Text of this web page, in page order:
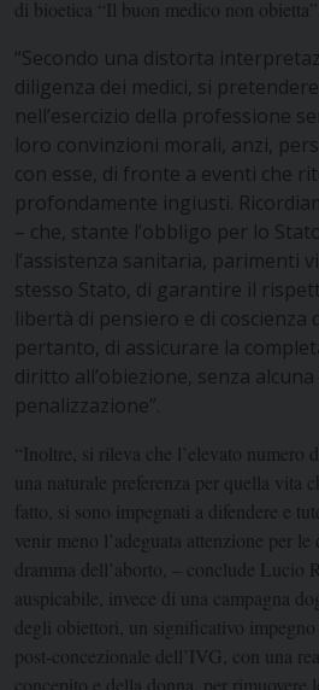
di bioetica “Il buon medico non obietta”.
“Secondo una distorta
diligenza dei medici, si
nell’esercizio della professione
loro convinzioni morali, anzi,
con esse, di fronte a eventi che
profondamente ingiusti.
– che, stante l’obbligo per lo
l’assistenza sanitaria, parimenti
stesso Stato, di garantire il
libertà di pensiero e di coscienza
pertanto, di assicurare la
diritto all’obiezione, senza
penalizzazione”.
“Inoltre, si rileva che l’elevato
una naturale preferenza per quella vita
fatto, si sono impegnati a difendere e
venir meno l’adeguata attenzione per
dramma dell’aborto, – conclude Lucio
auspicabile, invece di una campagna
degli obiettori, un significativo
post-concezionale dell’IVG, con una
concepito e della donna, per rimuovere